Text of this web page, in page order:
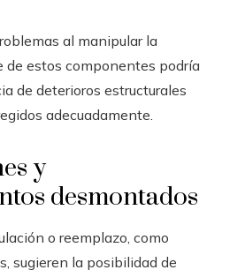
al manipular la
de estos componentes podría
de deterioros estructurales
adecuadamente.
y
desmontados
o reemplazo, como
sugieren la posibilidad de